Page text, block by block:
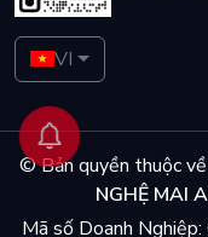
VI
© Bản quyền thuộc về
NGHỆ MAI
Mã số Doanh